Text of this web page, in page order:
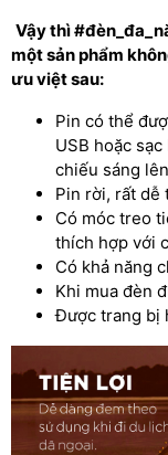
Vậy thì
một sản phẩm
ưu việt sau:
Pin có thể
USB hoặc
chiếu sáng
Pin rời, rất dễ
Có móc treo
thích hợp với
Có khả năng
Khi mua đèn
Được trang bị